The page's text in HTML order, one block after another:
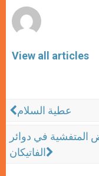
View all articles
عطية السلام
المتفشية في دوائر
الفاتيكان